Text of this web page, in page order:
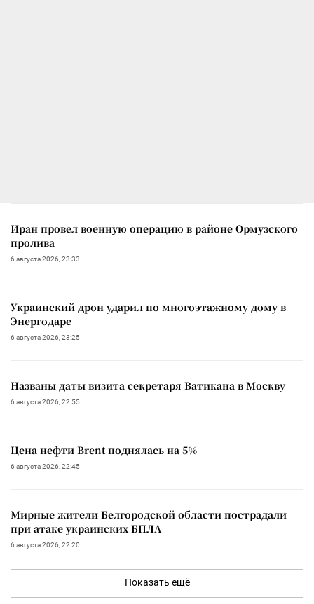
Иран провел военную операцию в районе Ормузского
пролива
6 августа 2026, 23:33
Украинский дрон ударил по многоэтажному дому в
Энергодаре
6 августа 2026, 23:25
Названы даты визита секретаря Ватикана в Москву
6 августа 2026, 22:55
Цена нефти Brent поднялась на 5%
6 августа 2026, 22:45
Мирные жители Белгородской области пострадали
при атаке украинских БПЛА
6 августа 2026, 22:20
Показать ещё